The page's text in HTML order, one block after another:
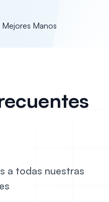
a todas nuestras